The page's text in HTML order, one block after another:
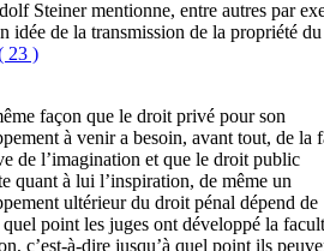
Steiner mentionne, entre autres par
idée de la transmission de la propriété du
23 )
façon que le droit privé pour son
à venir a besoin, avant tout, de la
de l’imagination et que le droit public
quant à lui l’inspiration, de même un
ultérieur du droit pénal dépend de
quel point les juges ont développé la
c’est-à-dire jusqu’à quel point ils